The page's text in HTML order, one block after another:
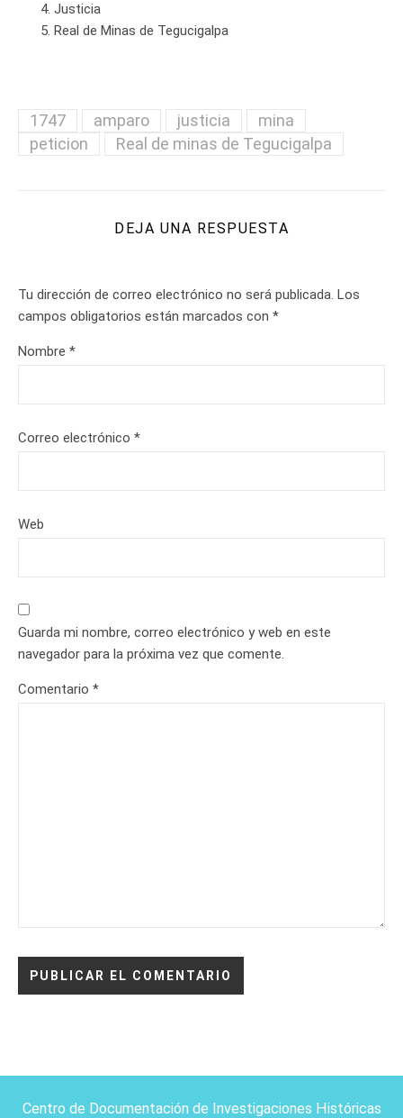
Justicia
Real de Minas de Tegucigalpa
1747 amparo justicia
mina
peticion
Real de minas de Tegucigalpa
DEJA UNA RESPUESTA
Tu dirección de correo electrónico no será publicada. Los
campos obligatorios están marcados con *
Nombre *
Correo electrónico *
Web
Guarda mi nombre, correo electrónico y web en este
navegador para la próxima vez que comente.
Comentario *
Centro de Documentación de Investigaciones Históricas